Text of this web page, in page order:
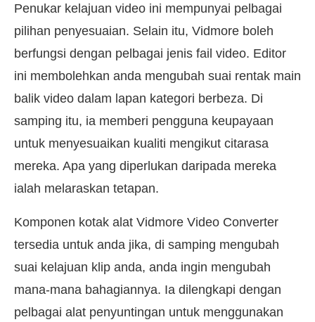
Penukar kelajuan video ini mempunyai pelbagai
pilihan penyesuaian. Selain itu, Vidmore boleh
berfungsi dengan pelbagai jenis fail video. Editor
ini membolehkan anda mengubah suai rentak main
balik video dalam lapan kategori berbeza. Di
samping itu, ia memberi pengguna keupayaan
untuk menyesuaikan kualiti mengikut citarasa
mereka. Apa yang diperlukan daripada mereka
ialah melaraskan tetapan.
Komponen kotak alat Vidmore Video Converter
tersedia untuk anda jika, di samping mengubah
suai kelajuan klip anda, anda ingin mengubah
mana-mana bahagiannya. Ia dilengkapi dengan
pelbagai alat penyuntingan untuk menggunakan